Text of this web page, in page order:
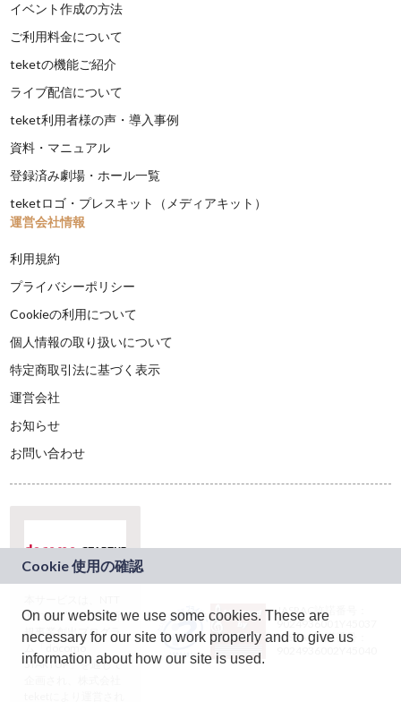
イベント作成の方法
ご利用料金について
teketの機能ご紹介
ライブ配信について
teket利用者様の声・導入事例
資料・マニュアル
登録済み劇場・ホール一覧
teketロゴ・プレスキット（メディアキット）
運営会社情報
利用規約
プライバシーポリシー
Cookieの利用について
個人情報の取り扱いについて
特定商取引法に基づく表示
運営会社
お知らせ
お問い合わせ
ドコモグループの新
規事業創出プログラ
ム「docomo
STARTUP」を通じて
JASRAC許諾番号：
9024936001Y45037
JASRAC許諾番号：
On our website we use some cookies. These are
necessary for our site to work properly and to give us
information about how our site is used.